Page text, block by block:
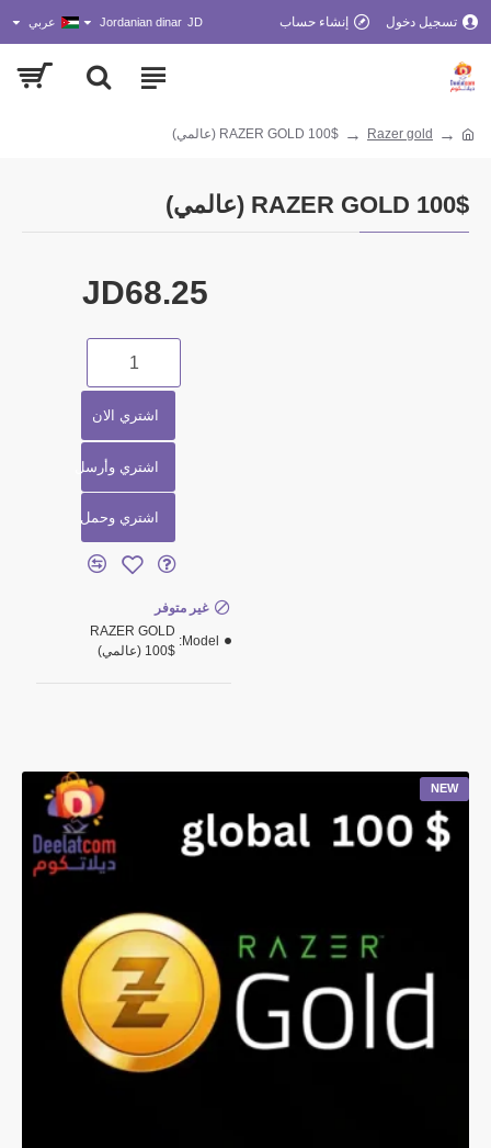
تسجيل دخول إنشاء حساب JD
Jordanian dinar عربي
Razer gold RAZER GOLD 100$ (عالمي)
RAZER GOLD 100$ (عالمي)
JD68.25
اشتري الان
اشتري وأرسل
اشتري وحمل
غير متوفر
Model:
RAZER GOLD
100$ (عالمي)
NEW